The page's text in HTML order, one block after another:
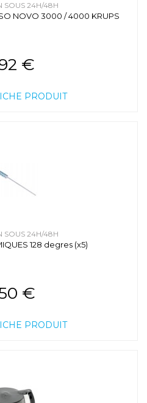
SOUS 24H/48H
NOVO 3000 / 4000 KRUPS
€
PRODUIT
SOUS 24H/48H
128 degres (x5)
€
PRODUIT